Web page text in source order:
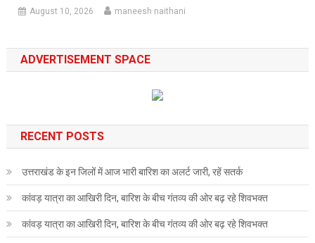
August 10, 2026 maneesh naithani
ADVERTISEMENT SPACE
RECENT POSTS
उत्तराखंड के इन जिलों में आज भारी बारिश का अलर्ट जारी, रहें सतर्क
कांवड़ यात्रा का आखिरी दिन, बारिश के बीच गंतव्य की ओर बढ़ रहे शिवभक्त
कांवड़ यात्रा का आखिरी दिन, बारिश के बीच गंतव्य की ओर बढ़ रहे शिवभक्त